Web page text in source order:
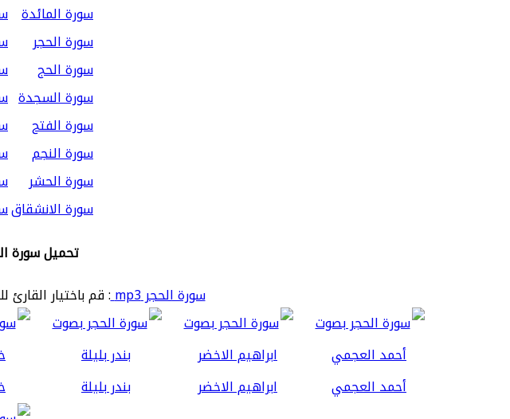
سورة المائدة
سورة الحجر
سورة الحج
سورة السجدة
سورة الفتح
سورة النجم
سورة الحشر
سورة الانشقاق
تحميل سورة
سورة الحجر mp3
: قم باختيار
أحمد العجمي ابراهيم الاخضر بندر بليلة